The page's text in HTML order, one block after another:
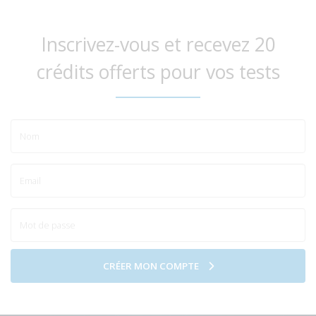
Inscrivez-vous et recevez 20
crédits offerts pour vos tests
CRÉER MON COMPTE